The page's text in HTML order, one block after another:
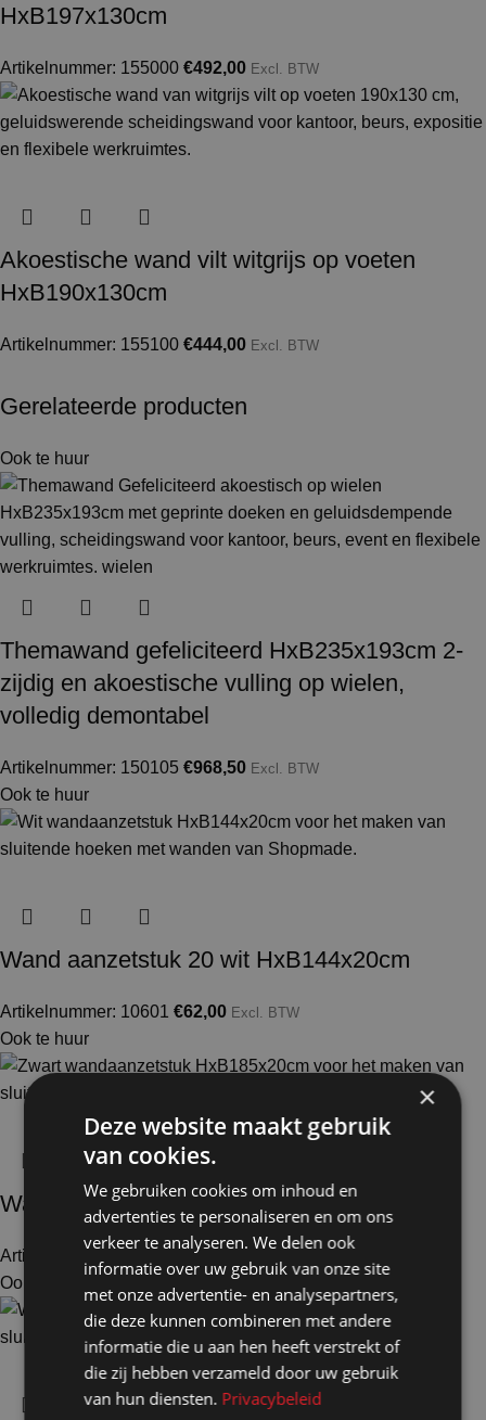
HxB197x130cm
Artikelnummer: 155000 €492,00 Excl. BTW
Akoestische wand vilt witgrijs op voeten
HxB190x130cm
Artikelnummer: 155100 €444,00 Excl. BTW
Gerelateerde producten
Ook te huur
Themawand gefeliciteerd HxB235x193cm 2-
zijdig en akoestische vulling op wielen,
volledig demontabel
Artikelnummer: 150105 €968,50 Excl. BTW
Ook te huur
Wand aanzetstuk 20 wit HxB144x20cm
Artikelnummer: 10601 €62,00 Excl. BTW
Ook te huur
Wand aanzetstuk 20 zwart HxB185x20cm
Artikelnummer: 11603 75,50
Ook te huur
×
Deze website maakt gebruik
van cookies.
We gebruiken cookies om inhoud en
advertenties te personaliseren en om ons
verkeer te analyseren. We delen ook
informatie over uw gebruik van onze site
met onze advertentie- en analysepartners,
die deze kunnen combineren met andere
informatie die u aan hen heeft verstrekt of
die zij hebben verzameld door uw gebruik
van hun diensten. Privacybeleid